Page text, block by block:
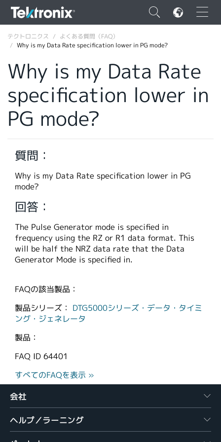
×
ENGLISH
FRANÇAIS
VIỆT NAM
简体中文
日本語
韓国語
繁體中文
テクトロニクス
よくある質問（FAQ）
Why is my Data Rate specification lower in PG mode?
Why is my Data Rate
specification lower in
PG mode?
質問：
Why is my Data Rate specification lower in PG
mode?
回答：
The Pulse Generator mode is specified in
frequency using the RZ or R1 data format. This
will be half the NRZ data rate that the Data
Generator Mode is specified in.
FAQの該当製品：
製品シリーズ： DTG5000シリーズ・データ・タイミ
ング・ジェネレータ
製品：
FAQ ID 64401
すべてのFAQを表示 »
会社
ヘルプ／ラーニング